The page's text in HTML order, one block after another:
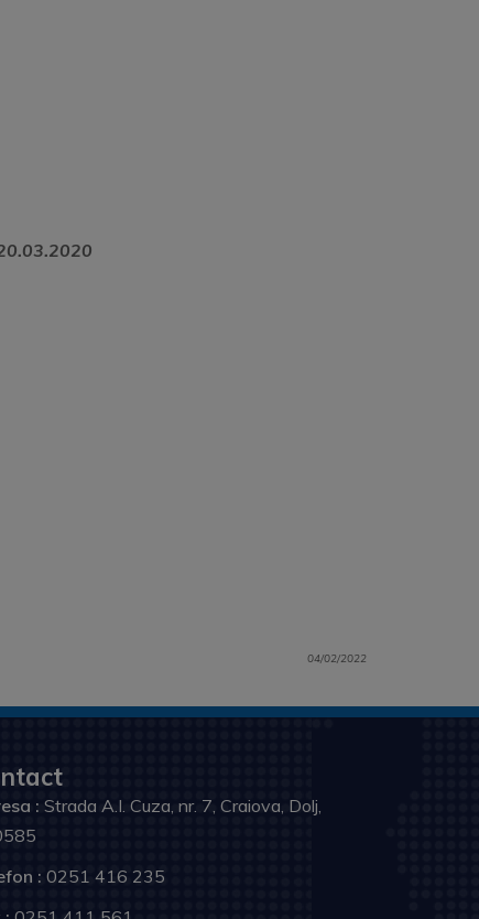
04/02/2022
: Strada A.I. Cuza, nr. 7, Craiova, Dolj,
: 0251 416 235